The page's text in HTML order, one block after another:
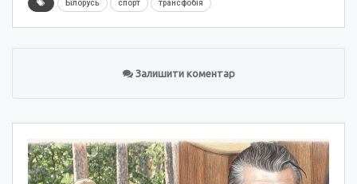
Білорусь спорт трансфобія
Залишити коментар